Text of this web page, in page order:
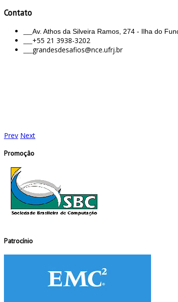
Contato
Av. Athos da Silveira Ramos, 274 - Ilha do
+55 21 3938-3202
grandesdesafios@nce.ufrj.br
Prev Next
Promoção
Patrocínio